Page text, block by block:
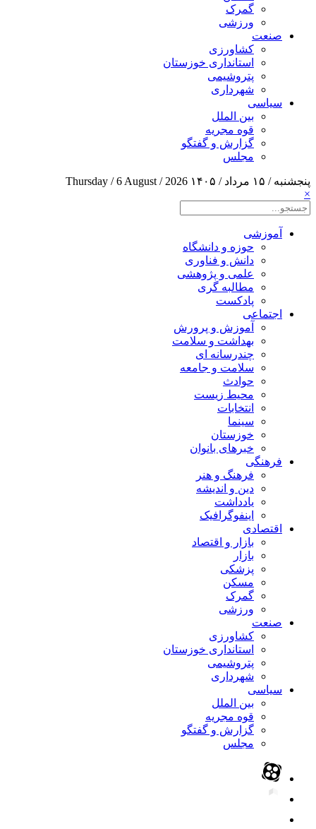
گمرک
ورزشی
صنعت
کشاورزی
استانداری خوزستان
پتروشیمی
شهرداری
سیاسی
بین الملل
قوه مجریه
گزارش و گفتگو
مجلس
پنجشنبه / ۱۵ مرداد / ۱۴۰۵
Thursday / 6 August / 2026
×
آموزشی
حوزه و دانشگاه
دانش و فناوری
علمی و پژوهشی
مطالبه گری
پادکست
اجتماعی
آموزش و پرورش
بهداشت و سلامت
چندرسانه ای
سلامت و جامعه
حوادث
محیط زیست
انتخابات
سینما
خوزستان
خبرهای بانوان
فرهنگی
فرهنگ و هنر
دین و اندیشه
یادداشت
اینفوگرافیک
اقتصادی
بازار و اقتصاد
بازار
پزشکی
مسکن
گمرک
ورزشی
صنعت
کشاورزی
استانداری خوزستان
پتروشیمی
شهرداری
سیاسی
بین الملل
قوه مجریه
گزارش و گفتگو
مجلس